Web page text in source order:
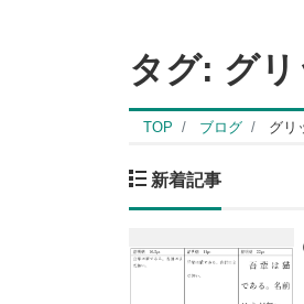
タグ: グ
TOP ブログ グリ
新着記事